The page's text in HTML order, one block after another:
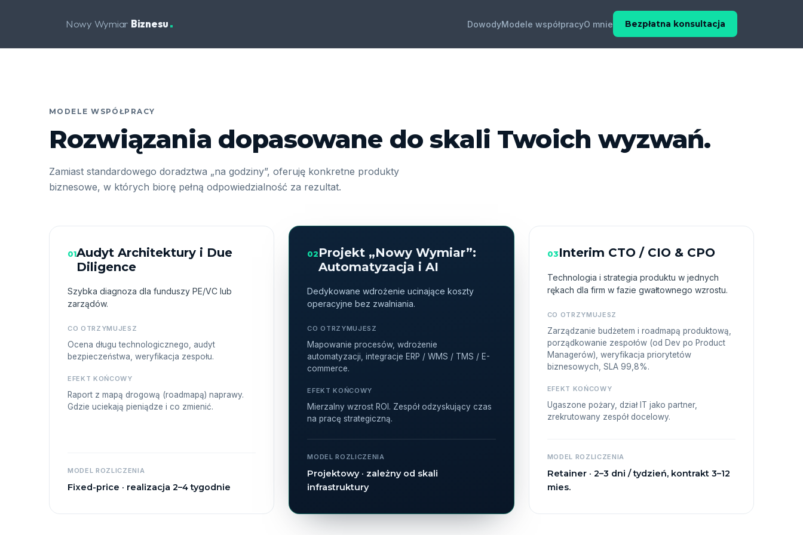
Nowy Wymiar Biznesu DowodyModele współpracyO mnie Bezpłatna konsultacja
MODELE WSPÓŁPRACY
Rozwiązania dopasowane do skali Twoich wyzwań.
Zamiast standardowego doradztwa „na godziny”, oferuję konkretne produkty
biznesowe, w których biorę pełną odpowiedzialność za rezultat.
01Audyt Architektury i Due
Diligence
Szybka diagnoza dla funduszy PE/VC lub
zarządów.
CO OTRZYMUJESZ
Ocena długu technologicznego, audyt
bezpieczeństwa, weryfikacja zespołu.
EFEKT KOŃCOWY
Raport z mapą drogową (roadmapą) naprawy.
Gdzie uciekają pieniądze i co zmienić.
MODEL ROZLICZENIA
Fixed-price · realizacja 2–4 tygodnie
02Projekt „Nowy Wymiar”:
Automatyzacja i AI
Dedykowane wdrożenie ucinające koszty
operacyjne bez zwalniania.
CO OTRZYMUJESZ
Mapowanie procesów, wdrożenie
automatyzacji, integracje ERP / WMS / TMS / E-
commerce.
EFEKT KOŃCOWY
Mierzalny wzrost ROI. Zespół odzyskujący czas
na pracę strategiczną.
MODEL ROZLICZENIA
Projektowy · zależny od skali
infrastruktury
03Interim CTO / CIO & CPO
Technologia i strategia produktu w jednych
rękach dla firm w fazie gwałtownego wzrostu.
CO OTRZYMUJESZ
Zarządzanie budżetem i roadmapą produktową,
porządkowanie zespołów (od Dev po Product
Managerów), weryfikacja priorytetów
biznesowych, SLA 99,8%.
EFEKT KOŃCOWY
Ugaszone pożary, dział IT jako partner,
zrekrutowany zespół docelowy.
MODEL ROZLICZENIA
Retainer · 2–3 dni / tydzień, kontrakt 3–12
mies.